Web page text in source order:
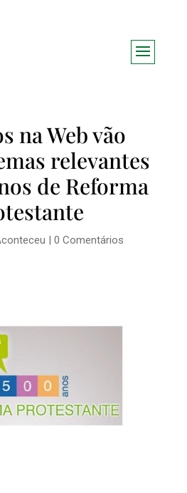
na Web vão
relevantes
de Reforma
|0 Comentários